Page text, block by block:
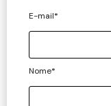
E-mail*
Nome*